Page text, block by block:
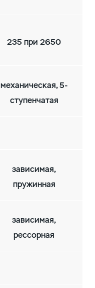
235 при 2650
механическая, 5-
ступенчатая
зависимая,
пружинная
зависимая,
рессорная